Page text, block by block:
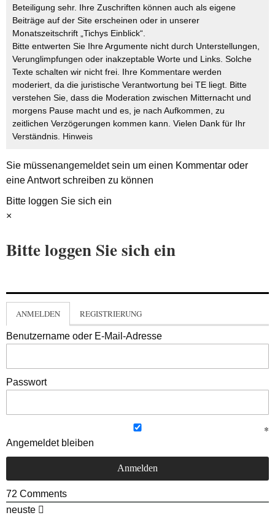
Beteiligung sehr. Ihre Zuschriften können auch als eigene
Beiträge auf der Site erscheinen oder in unserer
Monatszeitschrift „Tichys Einblick“.
Bitte entwerten Sie Ihre Argumente nicht durch Unterstellungen,
Verunglimpfungen oder inakzeptable Worte und Links. Solche
Texte schalten wir nicht frei. Ihre Kommentare werden
moderiert, da die juristische Verantwortung bei TE liegt. Bitte
verstehen Sie, dass die Moderation zwischen Mitternacht und
morgens Pause macht und es, je nach Aufkommen, zu
zeitlichen Verzögerungen kommen kann. Vielen Dank für Ihr
Verständnis. Hinweis
Sie müssenangemeldetsein um einen Kommentar oder
eine Antwort schreiben zu können
Bitte loggen Sie sich ein
×
Bitte loggen Sie sich ein
ANMELDEN REGISTRIERUNG
Benutzername oder E-Mail-Adresse
Passwort
Angemeldet bleiben
72 Comments
neuste